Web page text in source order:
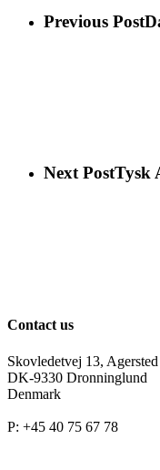
Previous Post
Next PostTysk
Contact us
Skovledetvej 13, Agersted
DK-9330 Dronninglund
Denmark
P: +45 40 75 67 78